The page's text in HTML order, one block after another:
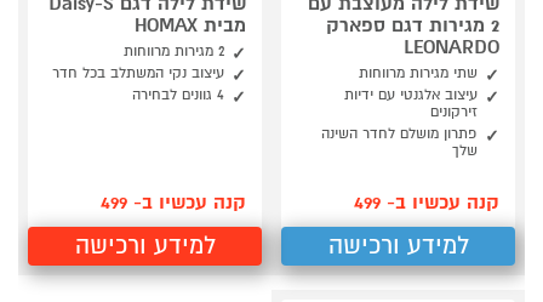
2 מגירות דגם ספארק
LEONARDO
שתי מגירות מרווחות
עיצוב אלגנטי עם ידיות
זירקונים
פתרון מושלם לחדר השינה
שלך
קנה עכשיו ב- 499
למידע ורכישה
מבית HOMAX
2 מגירות מרווחות
עיצוב נקי המשתלב בכל חדר
4 גוונים לבחירה
קנה עכשיו ב- 499
למידע ורכישה